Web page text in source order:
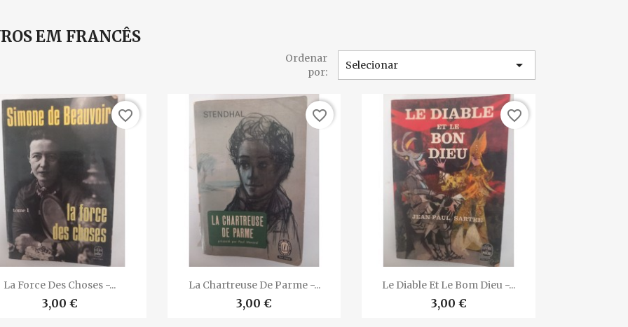
EM FRANCÊS
Ordenar
por:
Selecionar 
Vista rápida
La Force Des Choses -...
3,00 €
favorite_border
Vista rápida
La Chartreuse De Parme -...
3,00 €
favorite_border
Vista rápida
Le Diable Et Le Bom Dieu -...
3,00 €
favorite_border